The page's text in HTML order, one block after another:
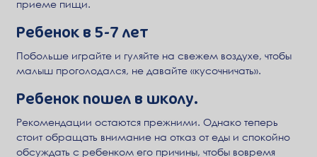
приеме пищи.
Ребенок в 5-7 лет
Побольше играйте и гуляйте на свежем воздухе, чтобы
малыш проголодался, не давайте «кусочничать».
Ребенок пошел в школу.
Рекомендации остаются прежними. Однако теперь
стоит обращать внимание на отказ от еды и спокойно
обсуждать с ребенком его причины, чтобы вовремя